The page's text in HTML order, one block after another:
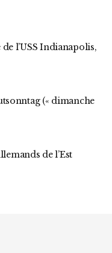
l’USS Indianapolis,
(« dimanche
de l’Est